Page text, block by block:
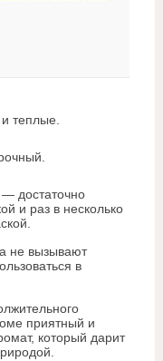
теплые.
— достаточно
и раз в несколько
не вызывают
в
приятный и
который дарит